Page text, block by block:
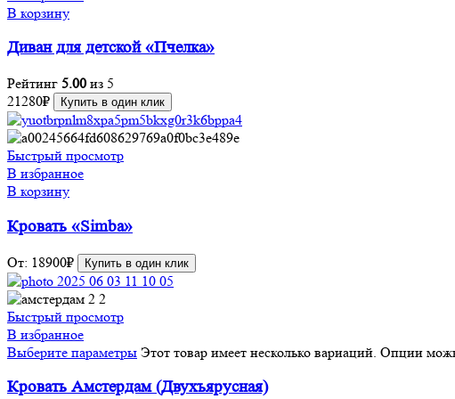
В корзину
Диван для детской «Пчелка»
Рейтинг 5.00 из 5
21280₽ Купить в один клик
Быстрый просмотр
В избранное
В корзину
Кровать «Simba»
От: 18900₽ Купить в один клик
Быстрый просмотр
В избранное
Выберите параметры Этот товар имеет несколько вариаций. Опции
Кровать Амстердам (Двухъярусная)